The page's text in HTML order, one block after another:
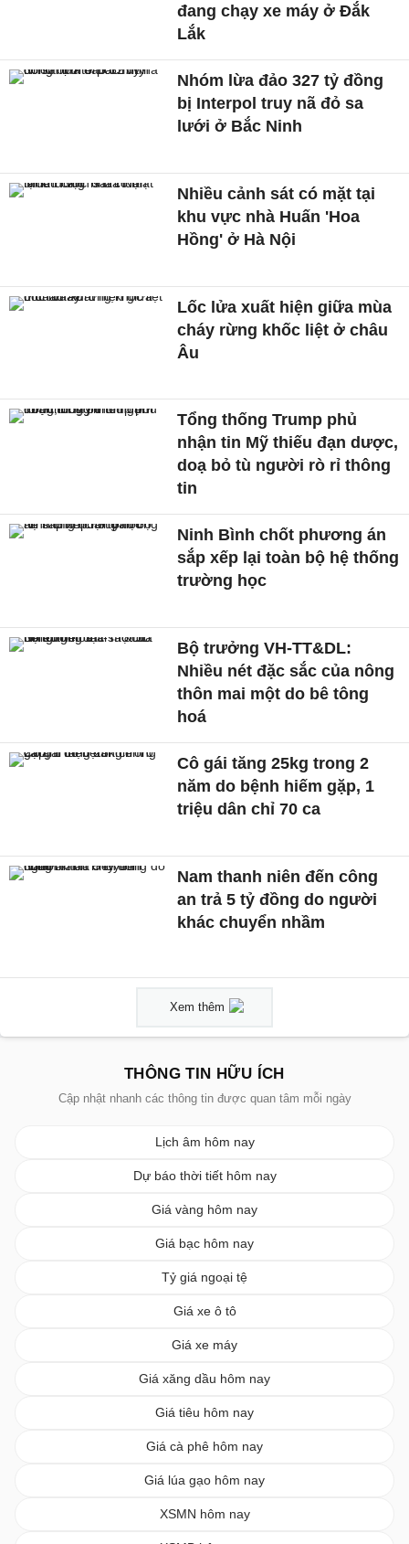
đang chạy xe máy ở Đắk
Lắk
Nhóm lừa đảo 327 tỷ đồng
bị Interpol truy nã đỏ sa
lưới ở Bắc Ninh
Nhiều cảnh sát có mặt tại
khu vực nhà Huấn 'Hoa
Hồng' ở Hà Nội
Lốc lửa xuất hiện giữa mùa
cháy rừng khốc liệt ở châu
Âu
Tổng thống Trump phủ
nhận tin Mỹ thiếu đạn dược,
doạ bỏ tù người rò rỉ thông
tin
Ninh Bình chốt phương án
sắp xếp lại toàn bộ hệ thống
trường học
Bộ trưởng VH-TT&DL:
Nhiều nét đặc sắc của nông
thôn mai một do bê tông
hoá
Cô gái tăng 25kg trong 2
năm do bệnh hiếm gặp, 1
triệu dân chỉ 70 ca
Nam thanh niên đến công
an trả 5 tỷ đồng do người
khác chuyển nhầm
Xem thêm
THÔNG TIN HỮU ÍCH
Cập nhật nhanh các thông tin được quan tâm mỗi ngày
Lịch âm hôm nay
Dự báo thời tiết hôm nay
Giá vàng hôm nay
Giá bạc hôm nay
Tỷ giá ngoại tệ
Giá xe ô tô
Giá xe máy
Giá xăng dầu hôm nay
Giá tiêu hôm nay
Giá cà phê hôm nay
Giá lúa gạo hôm nay
XSMN hôm nay